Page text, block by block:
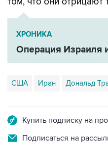
ХРОНИКА
Операция Израиля
США Иран Дональд
Купить подписку на
Подписаться на